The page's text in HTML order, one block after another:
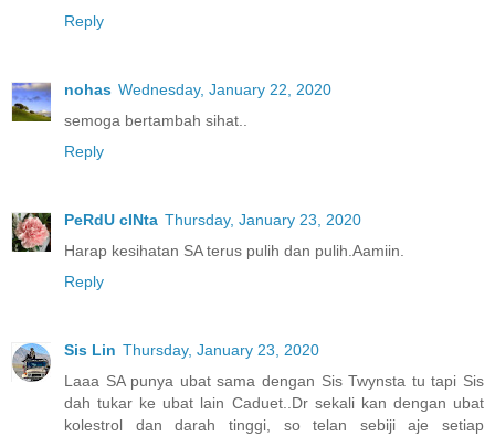
Reply
nohas Wednesday, January 22, 2020
semoga bertambah sihat..
Reply
PeRdU cINta Thursday, January 23, 2020
Harap kesihatan SA terus pulih dan pulih.Aamiin.
Reply
Sis Lin Thursday, January 23, 2020
Laaa SA punya ubat sama dengan Sis Twynsta tu tapi Sis
dah tukar ke ubat lain Caduet..Dr sekali kan dengan ubat
kolestrol dan darah tinggi, so telan sebiji aje setiap